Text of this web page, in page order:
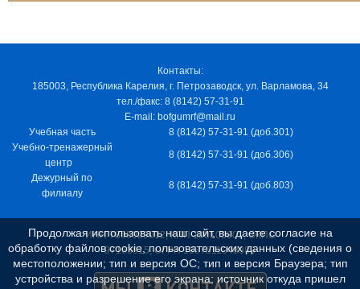
Контакты:
185003, Республика Карелия, г. Петрозаводск, ул. Варламова, 34
тел./факс: 8 (8142) 57-31-91
E-mail: bofgumrf@mail.ru
Учебная часть
8 (8142) 57-31-91 (доб.301)
Учебно-тренажерный
центр
8 (8142) 57-31-91 (доб.306)
Дежурный по
филиалу
8 (8142) 57-31-91 (доб.803)
ИНН 7805029012, КПП 100103001, ОКПО
97163915, ОГРН 1037811048989
Продолжая использовать наш сайт, вы даете согласие на
обработку файлов cookie, пользовательских данных (сведения о
местоположении; тип и версия ОС; тип и версия Браузера; тип
устройства и разрешение его экрана; источник откуда пришел